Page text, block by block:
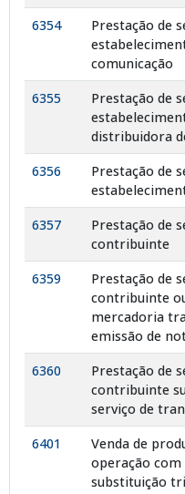
6354
Prestação de
comunicação
6355
Prestação de
distribuidora
6356
Prestação de
6357
Prestação de
contribuinte
6359
Prestação de
contribuinte
mercadoria
emissão de
6360
Prestação de
contribuinte
serviço de
6401
Venda de
operação
substituição